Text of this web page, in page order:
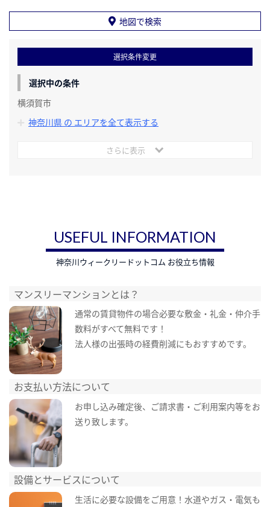
地図で検索
選択条件変更
選択中の条件
横須賀市
神奈川県 の エリアを全て表示する
さらに表示
USEFUL INFORMATION
神奈川ウィークリードットコム お役立ち情報
マンスリーマンションとは？
通常の賃貸物件の場合必要な敷金・礼金・仲介手
数料がすべて無料です！
法人様の出張時の経費削減にもおすすめです。
お支払い方法について
お申し込み確定後、ご請求書・ご利用案内等をお
送り致します。
設備とサービスについて
生活に必要な設備をご用意！水道やガス・電気も